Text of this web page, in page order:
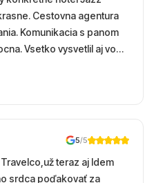
Cestovna agentura
Komunikacia s panom
Vsetko vysvetlil aj vo
Hotel
prostredie, more,
5/5
teraz aj Idem
srdca poďakovať za